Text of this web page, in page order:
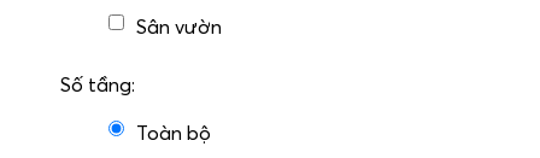
Sân vườn
Số tầng:
Toàn bộ